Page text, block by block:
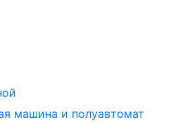
машина и полуавтомат